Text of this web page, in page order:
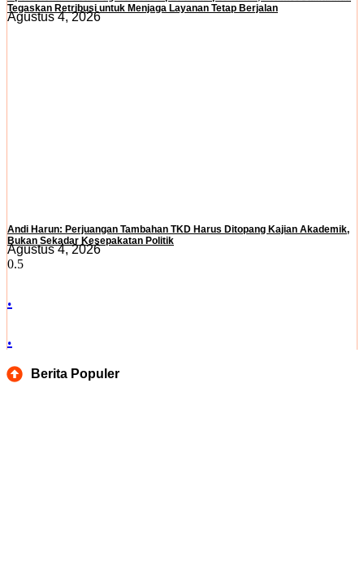
Tegaskan Retribusi untuk Menjaga Layanan Tetap Berjalan
Agustus 4, 2026
Andi Harun: Perjuangan Tambahan TKD Harus Ditopang Kajian Akademik,
Bukan Sekadar Kesepakatan Politik
Agustus 4, 2026
.
.
Berita Populer